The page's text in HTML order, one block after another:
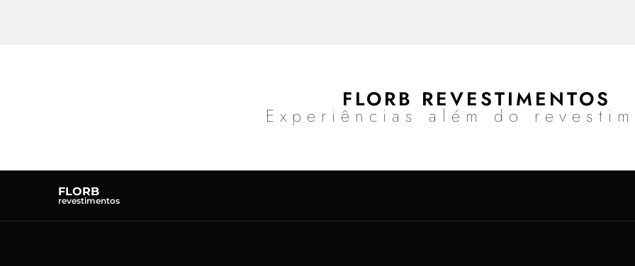
FLORB REVESTIMENTOS
Experiências além do
FLORB
revestimentos